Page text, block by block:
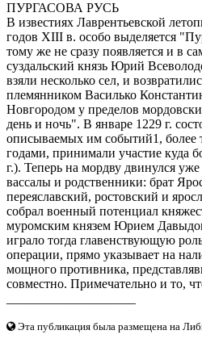
ПУРГАСОВА РУСЬ
В известиях Лаврентьевской
годов XIII в. особо выделяется
тому же не сразу появляется и в
суздальский князь Юрий
взяли несколько сел, и
племянником Василько
Новгородом у пределов
день и ночь". В январе 1229 г.
описываемых им событий1, более
годами, принимали участие куда
г.). Теперь на мордву двинулся
вассалы и родственники: брат
переяславский, ростовский и
собрал военный потенциал
муромским князем Юрием
играло тогда главенствующую
операции, прямо указывает на
мощного противника,
совместно. Примечательно и то,
Эта публикация была размещена на